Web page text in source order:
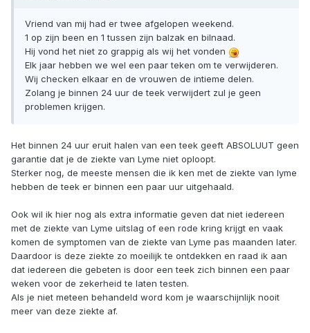
Vriend van mij had er twee afgelopen weekend.
1 op zijn been en 1 tussen zijn balzak en bilnaad.
Hij vond het niet zo grappig als wij het vonden
Elk jaar hebben we wel een paar teken om te verwijderen.
Wij checken elkaar en de vrouwen de intieme delen.
Zolang je binnen 24 uur de teek verwijdert zul je geen
problemen krijgen.
Het binnen 24 uur eruit halen van een teek geeft ABSOLUUT geen
garantie dat je de ziekte van Lyme niet oploopt.
Sterker nog, de meeste mensen die ik ken met de ziekte van lyme
hebben de teek er binnen een paar uur uitgehaald.
Ook wil ik hier nog als extra informatie geven dat niet iedereen
met de ziekte van Lyme uitslag of een rode kring krijgt en vaak
komen de symptomen van de ziekte van Lyme pas maanden later.
Daardoor is deze ziekte zo moeilijk te ontdekken en raad ik aan
dat iedereen die gebeten is door een teek zich binnen een paar
weken voor de zekerheid te laten testen.
Als je niet meteen behandeld word kom je waarschijnlijk nooit
meer van deze ziekte af.